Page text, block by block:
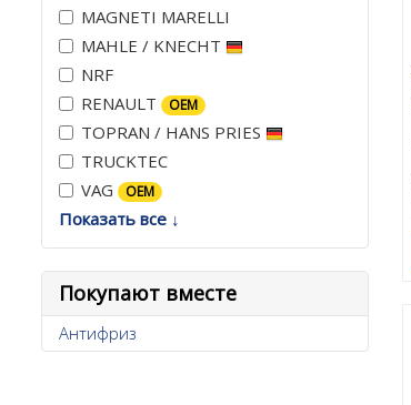
MAGNETI MARELLI
MAHLE / KNECHT
NRF
RENAULT
OEM
TOPRAN / HANS PRIES
TRUCKTEC
VAG
OEM
Показать все ↓
Покупают вместе
Антифриз